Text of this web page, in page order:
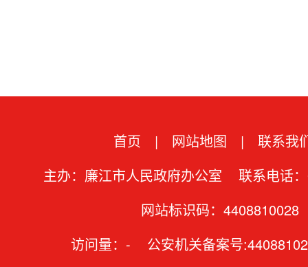
首页 | 网站地图 |
联系我
主办：廉江市人民政府办公室 联系电话
网站标识码：4408810028
访问量： - 公安机关备案号